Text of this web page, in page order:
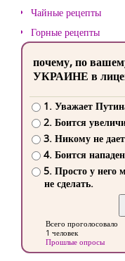
Чайные рецепты
Горные рецепты
почему, по
УКРАИНЕ в
1. Уважает
2. Боится
3. Никому не
4. Боится
5. Просто у него
не сделать.
Всего проголосовало
1 человек
Прошлые опросы